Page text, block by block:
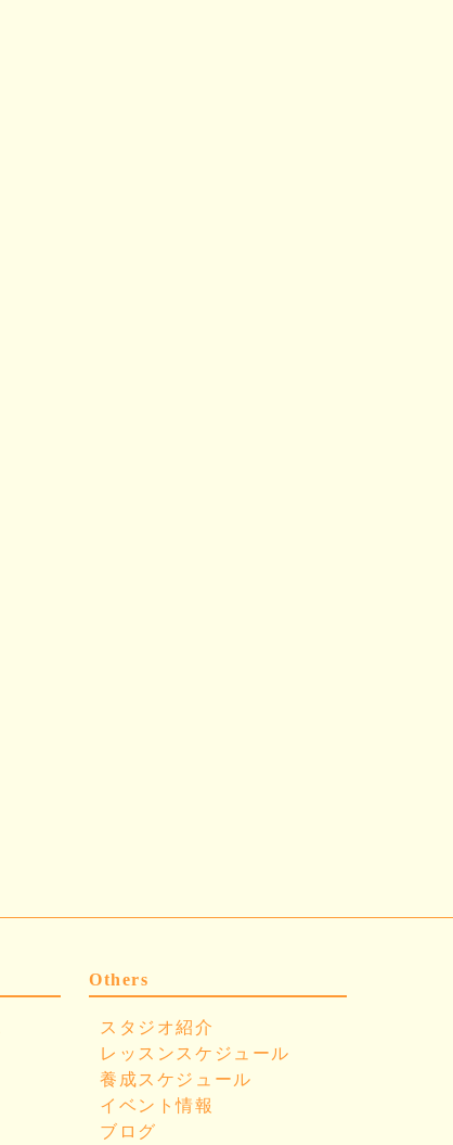
Others
スタジオ紹介
レッスンスケジュール
養成スケジュール
イベント情報
ブログ